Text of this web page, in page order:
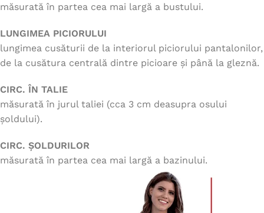
măsurată în partea cea mai largă a bustului.
LUNGIMEA PICIORULUI
lungimea cusăturii de la interiorul piciorului pantalonilor,
de la cusătura centrală dintre picioare și până la gleznă.
CIRC. ÎN TALIE
măsurată în jurul taliei (cca 3 cm deasupra osului
șoldului).
CIRC. ȘOLDURILOR
măsurată în partea cea mai largă a bazinului.